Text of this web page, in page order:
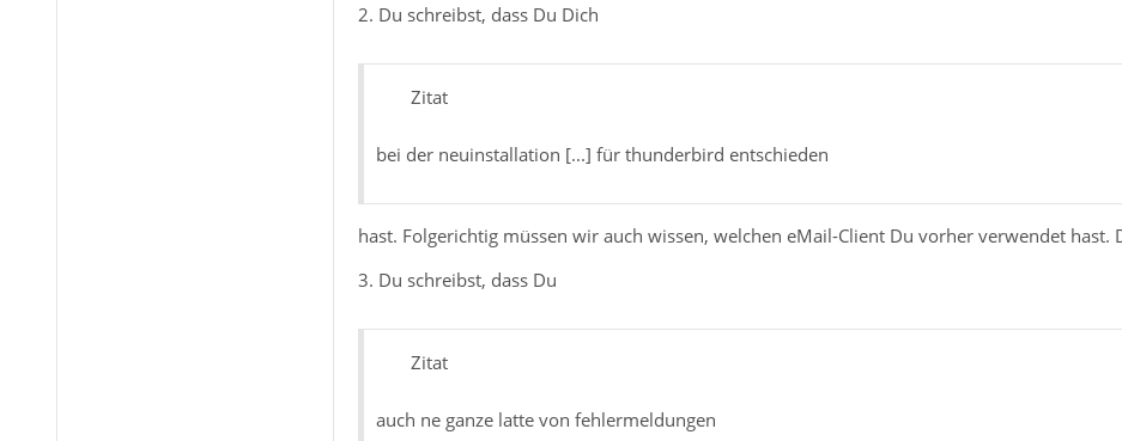
2. Du schreibst, dass Du Dich
Zitat
bei der neuinstallation [...] für thunderbird entschieden
hast. Folgerichtig müssen wir auch wissen, welchen eMail-Client Du vorher verwendet hast.
3. Du schreibst, dass Du
Zitat
auch ne ganze latte von fehlermeldungen